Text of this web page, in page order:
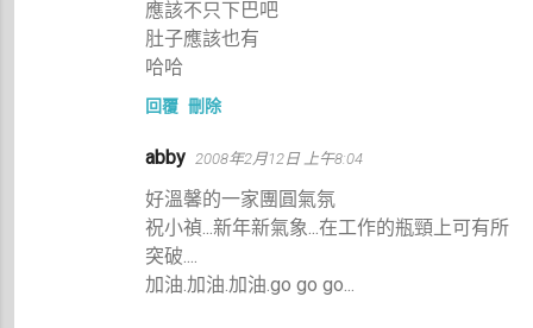
應該不只下巴吧
肚子應該也有
哈哈
回覆 刪除
abby 2008年2月12日 上午8:04
好溫馨的一家團圓氣氛
祝小禎...新年新氣象...在工作的瓶頸上可有所
突破....
加油.加油.加油.go go go...